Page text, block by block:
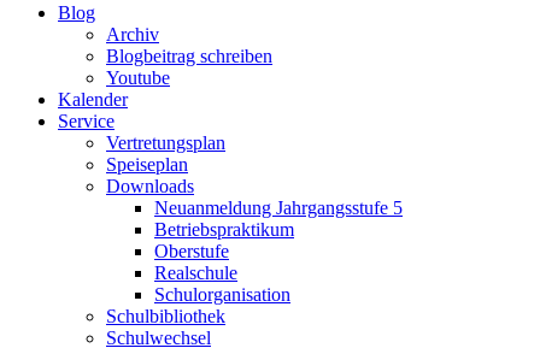
Blog
Archiv
Blogbeitrag schreiben
Youtube
Kalender
Service
Vertretungsplan
Speiseplan
Downloads
Neuanmeldung Jahrgangsstufe 5
Betriebspraktikum
Oberstufe
Realschule
Schulorganisation
Schulbibliothek
Schulwechsel